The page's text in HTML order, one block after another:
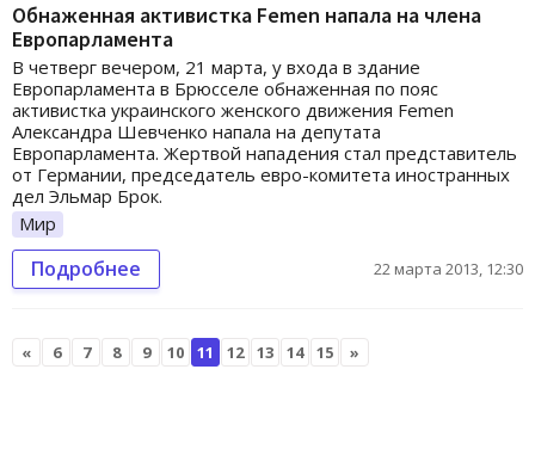
Обнаженная активистка Femen напала на члена
Европарламента
В четверг вечером, 21 марта, у входа в здание
Европарламента в Брюсселе обнаженная по пояс
активистка украинского женского движения Femen
Александра Шевченко напала на депутата
Европарламента. Жертвой нападения стал представитель
от Германии, председатель евро-комитета иностранных
дел Эльмар Брок.
Мир
Подробнее 22 марта 2013, 12:30
« 6 7 8 9 10 11 12 13 14 15 »